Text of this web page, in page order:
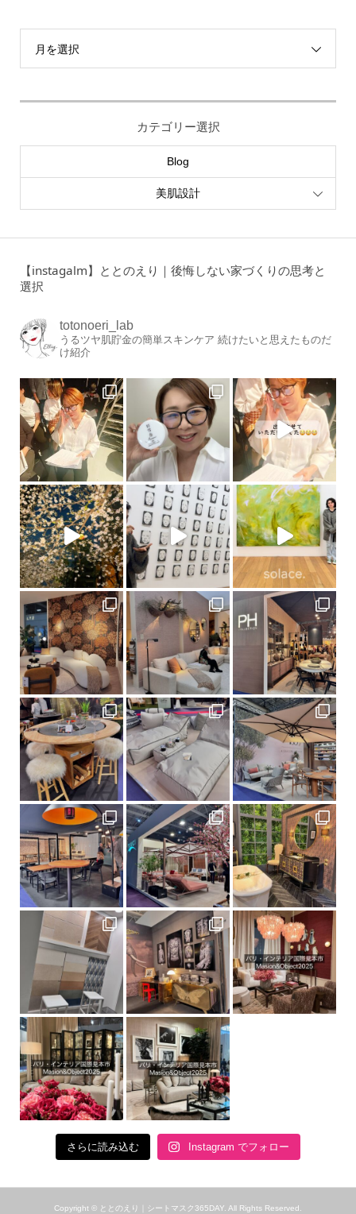
月を選択
カテゴリー選択
Blog
美肌設計
【instagalm】ととのえり｜後悔しない家づくりの思考と
選択
totonoeri_lab
うるツヤ肌貯金の簡単スキンケア 続けたいと思えたものだ
け紹介
さらに読み込む Instagram でフォロー
Copyright © ととのえり｜シートマスク365DAY. All Rights Reserved.